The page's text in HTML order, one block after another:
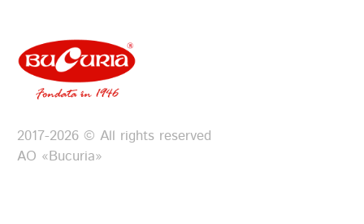
2017-2026 © All rights reserved
АО «Bucuria»